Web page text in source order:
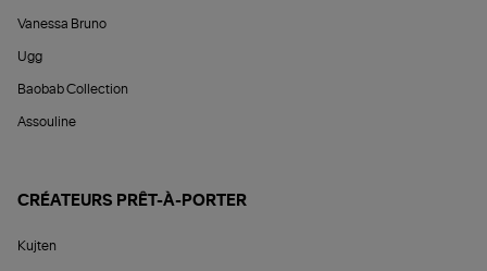
Vanessa Bruno
Ugg
Baobab Collection
Assouline
CRÉATEURS PRÊT-À-PORTER
Kujten